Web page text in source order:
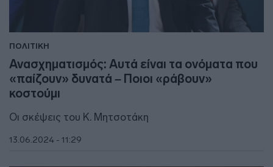
ΠΟΛΙΤΙΚΗ
Ανασχηματισμός: Αυτά είναι τα ονόματα που
«παίζουν» δυνατά – Ποιοι «ράβουν»
κοστούμι
Οι σκέψεις του Κ. Μητσοτάκη
13.06.2024 - 11:29